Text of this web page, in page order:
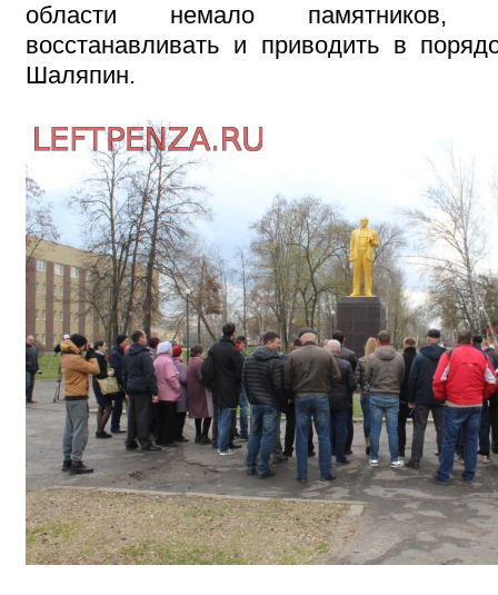
области немало памятников,
восстанавливать и приводить в
Шаляпин.